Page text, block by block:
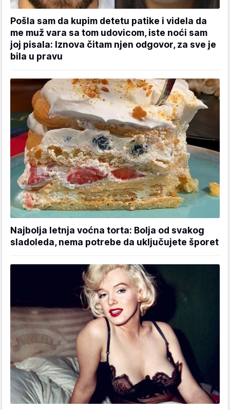
Pošla sam da kupim detetu patike i videla da
me muž vara sa tom udovicom, iste noći sam
joj pisala: Iznova čitam njen odgovor, za sve je
bila u pravu
Najbolja letnja voćna torta: Bolja od svakog
sladoleda, nema potrebe da uključujete šporet